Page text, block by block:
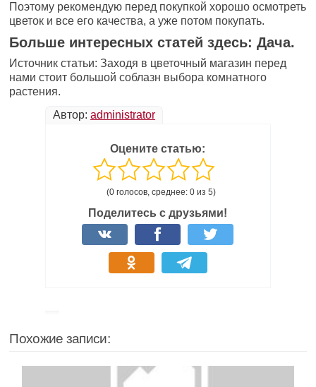
Поэтому рекомендую перед покупкой хорошо осмотреть
цветок и все его качества, а уже потом покупать.
Больше интересных статей здесь: Дача.
Источник статьи: Заходя в цветочный магазин перед
нами стоит большой соблазн выбора комнатного
растения.
Автор: administrator
Оцените статью:
(0 голосов, среднее: 0 из 5)
Поделитесь с друзьями!
Похожие записи: